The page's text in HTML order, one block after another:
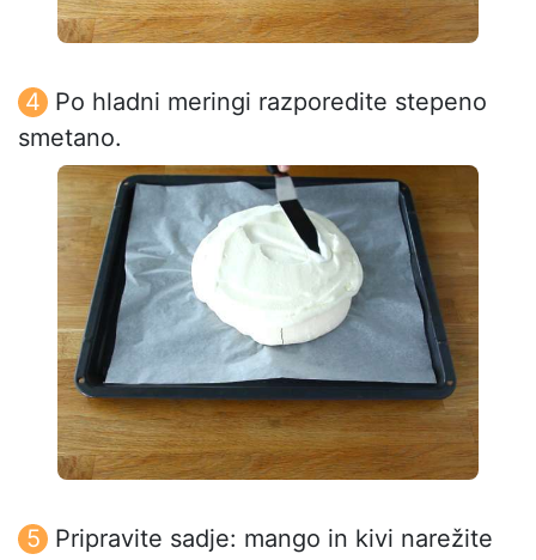
Po hladni meringi razporedite stepeno
smetano.
Pripravite sadje: mango in kivi narežite